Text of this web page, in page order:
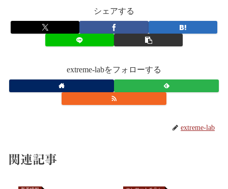
シェアする
extreme-labをフォローする
extreme-lab
関連記事